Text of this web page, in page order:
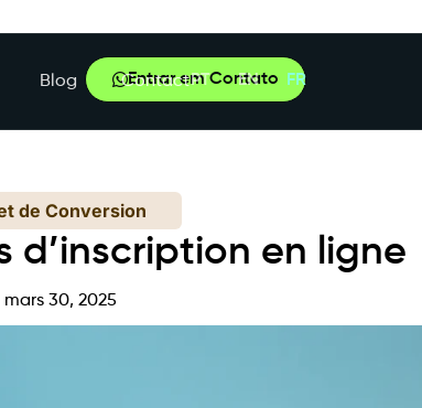
Blog Contact
Entrar em Contato
PT EN FR
de Conversion
d’inscription en ligne
mars 30, 2025